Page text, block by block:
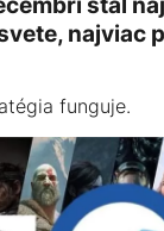
najviac
funguje.